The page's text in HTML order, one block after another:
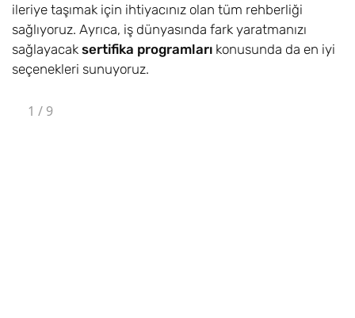
ileriye taşımak için ihtiyacınız olan tüm rehberliği
sağlıyoruz. Ayrıca, iş dünyasında fark yaratmanızı
sağlayacak sertifika programları konusunda da en iyi
seçenekleri sunuyoruz.
1 / 9